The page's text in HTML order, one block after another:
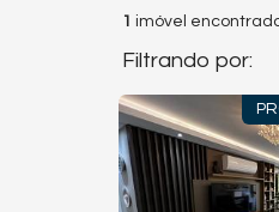
1 imóvel
Filtrando por: